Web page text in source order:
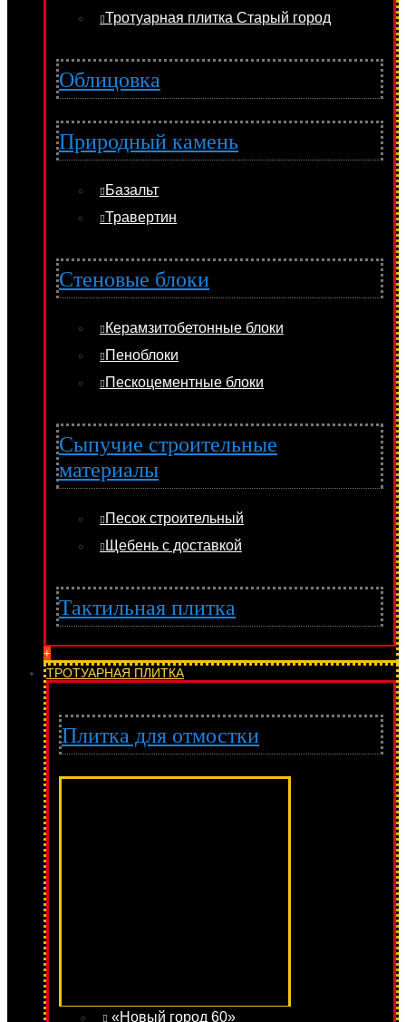
Тротуарная плитка Старый город
Облицовка
Природный камень
Базальт
Травертин
Стеновые блоки
Керамзитобетонные блоки
Пеноблоки
Пескоцементные блоки
Сыпучие строительные
материалы
Песок строительный
Щебень с доставкой
Тактильная плитка
+
ТРОТУАРНАЯ ПЛИТКА
Плитка для отмостки
«Новый город 60»